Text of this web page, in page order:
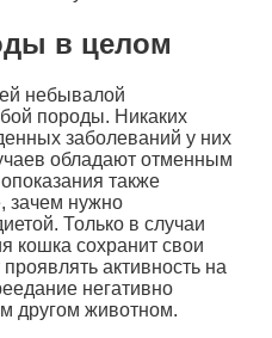
в целом
небывалой
породы. Никаких
заболеваний у них
обладают отменным
также
зачем нужно
Только в случаи
кошка сохранит свои
активность на
негативно
другом животном.